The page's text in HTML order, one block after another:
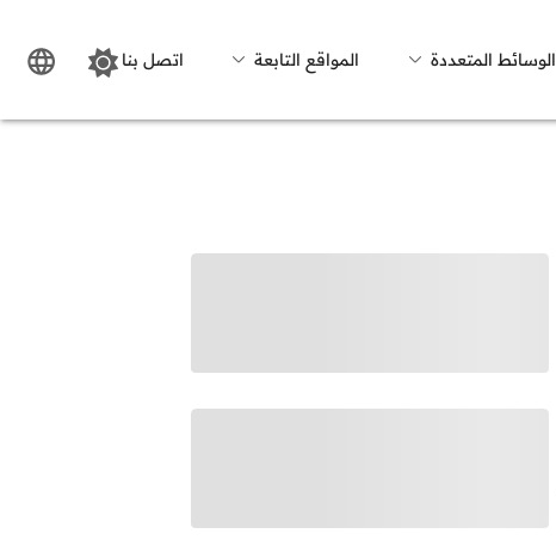
الوسائط المتعددة المواقع التابعة اتصل بنا